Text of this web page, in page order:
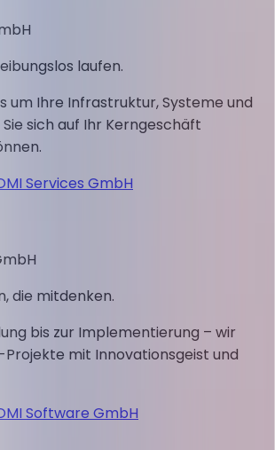
laufen.
um Ihre Infrastruktur, Systeme und
sich auf Ihr Kerngeschäft
Services GmbH
die mitdenken.
bis zur Implementierung – wir
mit Innovationsgeist und
Software GmbH